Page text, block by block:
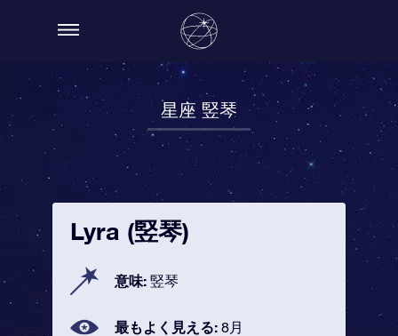
星座 竪琴
Lyra (竪琴)
意味: 竪琴
最もよく見える: 8月